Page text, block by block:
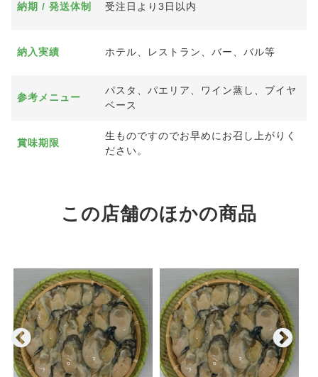
納期 / 発送体制 受注日より3日以内
納入実績 ホテル、レストラン、バー、バル等
参考メニュー
パスタ、パエリア、ワイン蒸し、ブイヤ
ベース
賞味期限
生ものですのでお早めにお召し上がりく
ださい。
この店舗のほかの商品